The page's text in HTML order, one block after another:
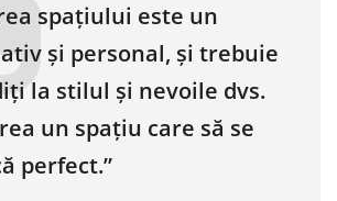
spațiului este un
și personal, și trebuie
la stilul și nevoile dvs.
un spațiu care să se
perfect.”